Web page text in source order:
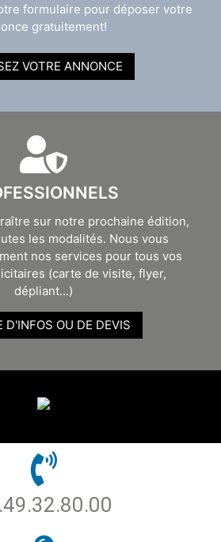
formulaire pour déposer votre
gratuitement!
VOTRE ANNONCE
sur notre prochaine édition,
les modalités. Nous vous
nos services pour tous vos
(carte de visite, flyer,
dépliant...)
D'INFOS OU DE DEVIS